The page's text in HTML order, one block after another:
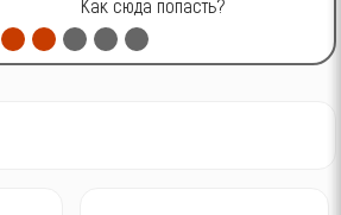
Как сюда попасть?